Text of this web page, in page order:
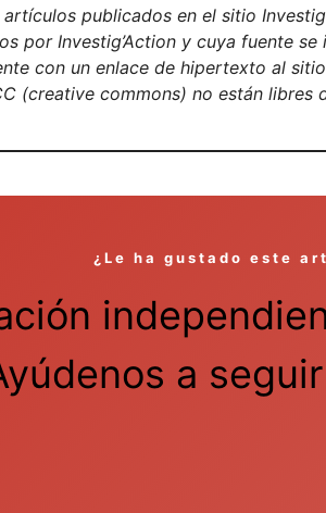
publicados en el sitio
por Investig’Action y cuya fuente se
con un enlace de hipertexto al
(creative commons) no están libres
¿Le ha gustado este
a